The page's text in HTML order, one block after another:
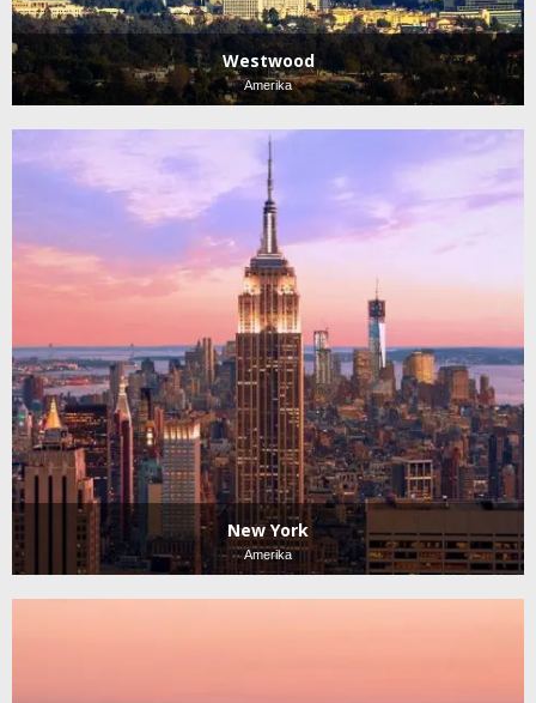
Westwood
Amerika
New York
Amerika